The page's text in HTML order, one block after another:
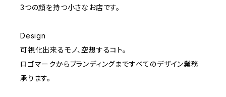
3つの顔を持つ小さなお店です。
Design
可視化出来るモノ、空想するコト。
ロゴマークからブランディングまですべてのデザイン業務
承ります。